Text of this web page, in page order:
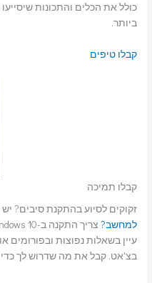
כולל את הכלים והתכונות
ביותר.
קבלו טיפים
קבלו תמיכה
זקוקים לסיוע בהתקנת סיבים?
למחשב? צריך התקנה ב-Windows 10? רוצה לשדרוג ל
עיין בשאלות נפוצות ובפורומים
בצ'אט. קבל את מה שדרוש לך